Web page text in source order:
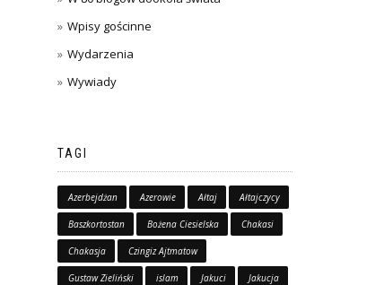
Wpisy gościnne
Wydarzenia
Wywiady
TAGI
Azerbejdżan Azerowie Ałtaj Ałtajczycy
Baszkortostan Bożena Ciesielska Chakasi
Chakasja Czingiz Ajtmatow
Gustaw Zieliński islam Jakuci Jakucja